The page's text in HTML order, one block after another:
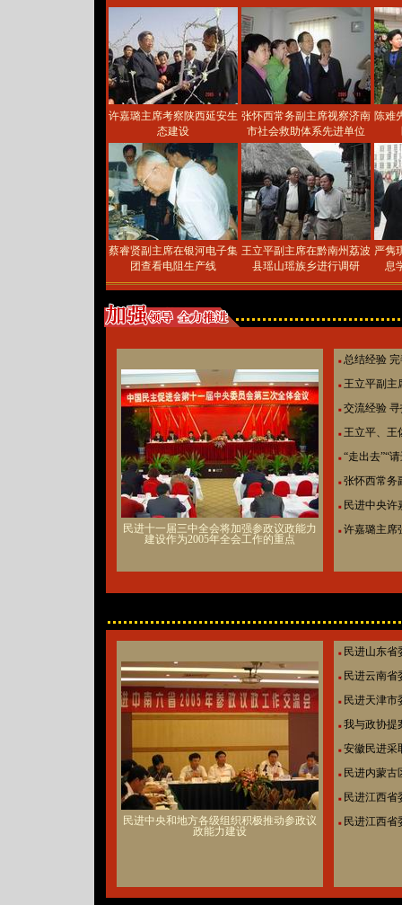
许嘉璐主席考察陕西延安生
态建设
张怀西常务副主席视察济南
市社会救助体系先进单位
陈难
蔡睿贤副主席在银河电子集
团查看电阻生产线
王立平副主席在黔南州荔波
县瑶山瑶族乡进行调研
严隽
息
民进十一届三中全会将加强参政议政能力
建设作为2005年全会工作的重点
■ 总结经验
■ 王立平副主
■ 交流经验
■ 王立平、王
■ “走出去”“
■ 张怀西常务
■ 民进中央许
■ 许嘉璐主席
民进中央和地方各级组织积极推动参政议
政能力建设
■ 民进山东省
■ 民进云南省
■ 民进天津市
■ 我与政协提
■ 安徽民进采
■ 民进内蒙古
■ 民进江西省
■ 民进江西省